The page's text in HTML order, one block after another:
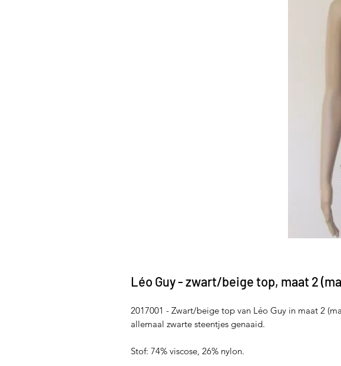
Léo Guy - zwart/beige top, maat 2
2017001 - Zwart/beige top van Léo Guy in maat 2
allemaal zwarte steentjes genaaid.
Stof: 74% viscose, 26% nylon.